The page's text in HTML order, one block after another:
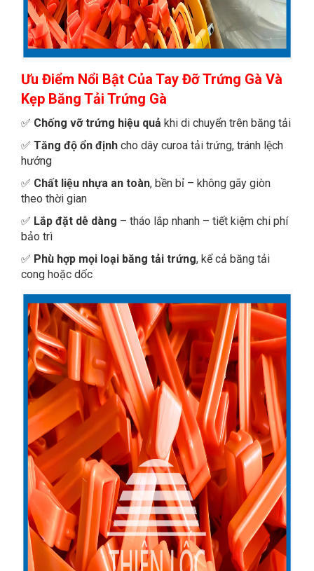
Ưu Điểm Nổi Bật Của Tay Đỡ Trứng Gà Và
Kẹp Băng Tải Trứng Gà
✅ Chống vỡ trứng hiệu quả khi di chuyển trên băng tải
✅ Tăng độ ổn định cho dây curoa tải trứng, tránh lệch
hướng
✅ Chất liệu nhựa an toàn, bền bỉ – không gãy giòn
theo thời gian
✅ Lắp đặt dễ dàng – tháo lắp nhanh – tiết kiệm chi phí
bảo trì
✅ Phù hợp mọi loại băng tải trứng, kể cả băng tải
cong hoặc dốc